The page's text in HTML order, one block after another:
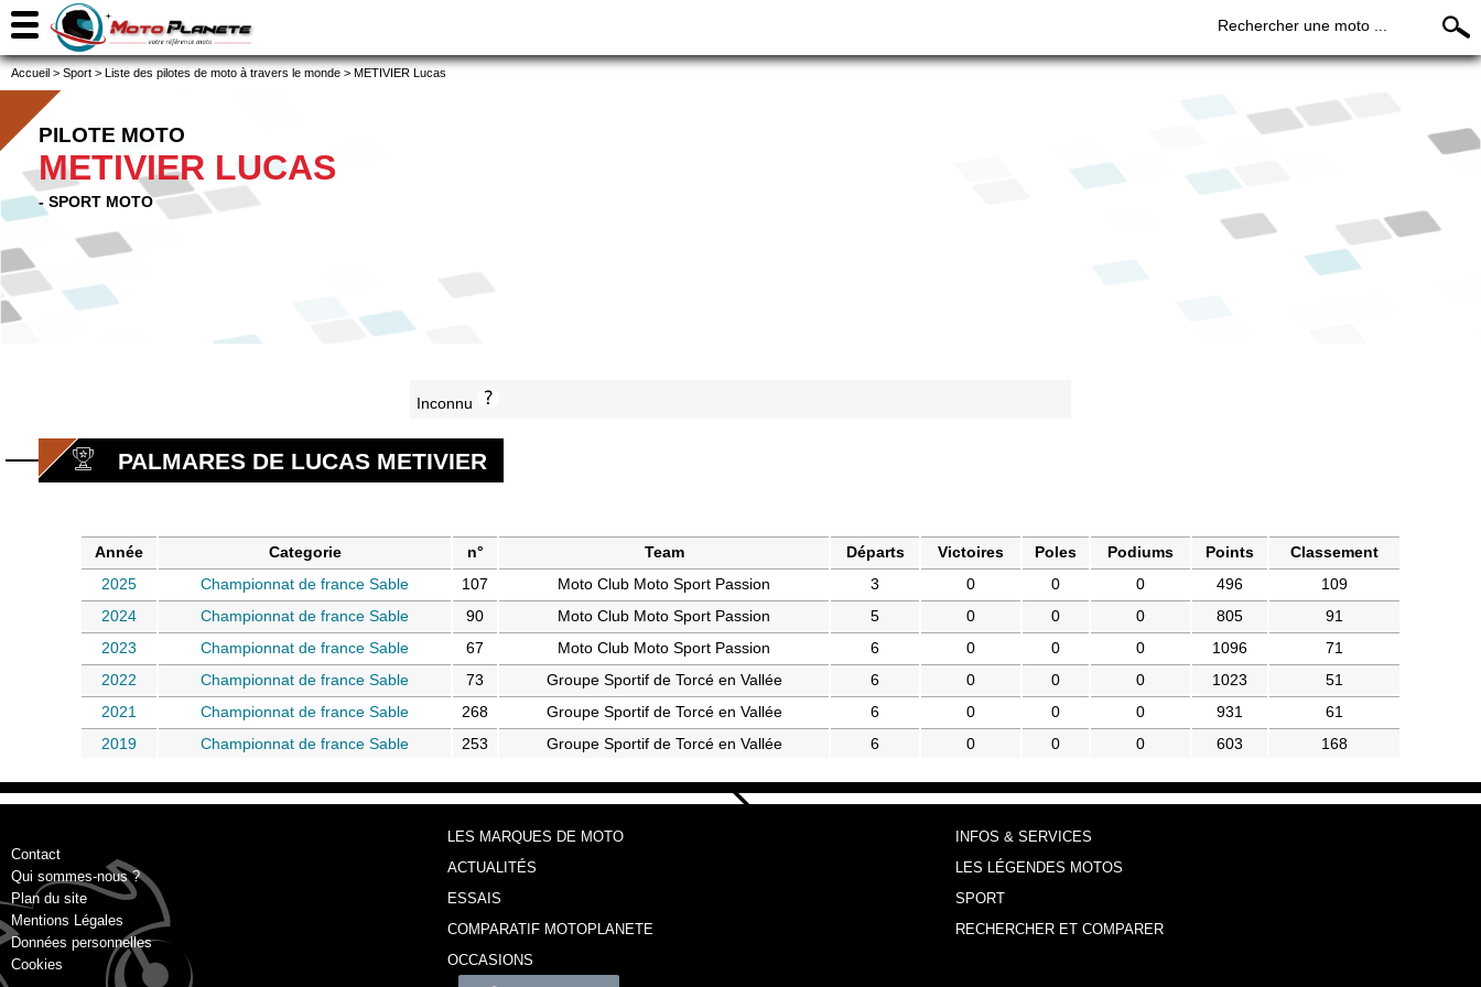
Rechercher une moto ...
Accueil > Sport > Liste des pilotes de moto à travers le monde > METIVIER Lucas
PILOTE MOTO
METIVIER LUCAS
- SPORT MOTO
Inconnu
PALMARES DE LUCAS METIVIER
Année Categorie n° Team Départs Victoires Poles Podiums Points
Classement
2025
Championnat de france Sable 107 Moto Club Moto Sport Passion 3 0 0 0 496
109
2024
Championnat de france Sable 90 Moto Club Moto Sport Passion 5 0 0 0 805
91
2023
Championnat de france Sable 67 Moto Club Moto Sport Passion 6 0 0 0 1096
71
2022
Championnat de france Sable 73 Groupe Sportif de Torcé en Vallée 6 0 0 0 1023
51
2021
Championnat de france Sable 268 Groupe Sportif de Torcé en Vallée 6 0 0 0 931
61
2019
Championnat de france Sable 253 Groupe Sportif de Torcé en Vallée 6 0 0 0 603 168
Contact
Qui sommes-nous ?
Plan du site
Mentions Légales
Données personnelles
Cookies
LES MARQUES DE MOTO
INFOS & SERVICES
ACTUALITÉS
LES LÉGENDES MOTOS
ESSAIS
SPORT
COMPARATIF MOTOPLANETE
RECHERCHER ET COMPARER
OCCASIONS